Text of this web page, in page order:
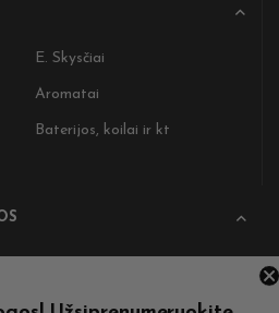
E. Skysčiai
Aromatai
Baterijos, koilai ir kt
Privatumo politika